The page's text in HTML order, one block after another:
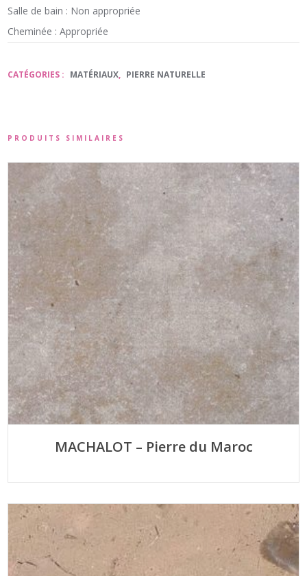
Salle de bain : Non appropriée
Cheminée : Appropriée
CATÉGORIES : MATÉRIAUX, PIERRE NATURELLE
PRODUITS SIMILAIRES
MACHALOT – Pierre du Maroc